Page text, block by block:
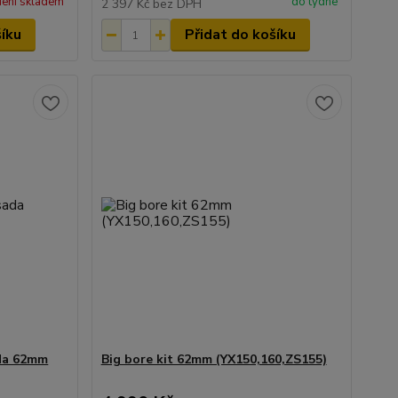
2 397 Kč bez DPH
Přidat do košíku
62mm Big bore kit 62mm (YX150,160,ZS155)